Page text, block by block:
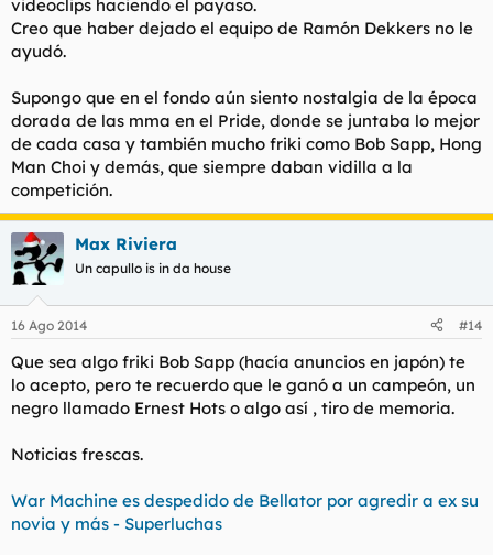
videoclips haciendo el payaso.
Creo que haber dejado el equipo de Ramón Dekkers no le
ayudó.
Supongo que en el fondo aún siento nostalgia de la época
dorada de las mma en el Pride, donde se juntaba lo mejor
de cada casa y también mucho friki como Bob Sapp, Hong
Man Choi y demás, que siempre daban vidilla a la
competición.
Max Riviera
Un capullo is in da house
16 Ago 2014 #14
Que sea algo friki Bob Sapp (hacía anuncios en japón) te
lo acepto, pero te recuerdo que le ganó a un campeón, un
negro llamado Ernest Hots o algo así , tiro de memoria.
Noticias frescas.
War Machine es despedido de Bellator por agredir a ex su
novia y más - Superluchas